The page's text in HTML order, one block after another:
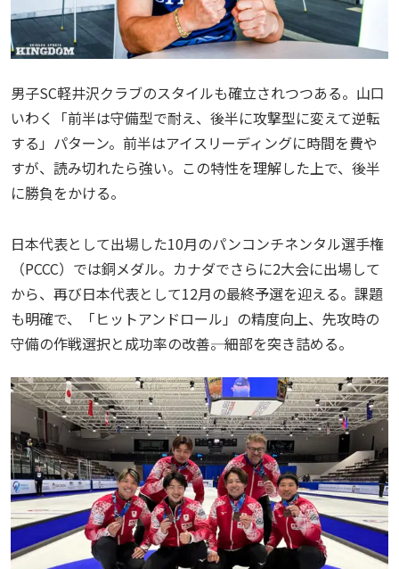
男子SC軽井沢クラブのスタイルも確立されつつある。山口
いわく「前半は守備型で耐え、後半に攻撃型に変えて逆転
する」パターン。前半はアイスリーディングに時間を費や
すが、読み切れたら強い。この特性を理解した上で、後半
に勝負をかける。
日本代表として出場した10月のパンコンチネンタル選手権
（PCCC）では銅メダル。カナダでさらに2大会に出場して
から、再び日本代表として12月の最終予選を迎える。課題
も明確で、「ヒットアンドロール」の精度向上、先攻時の
守備の作戦選択と成功率の改善――。細部を突き詰める。